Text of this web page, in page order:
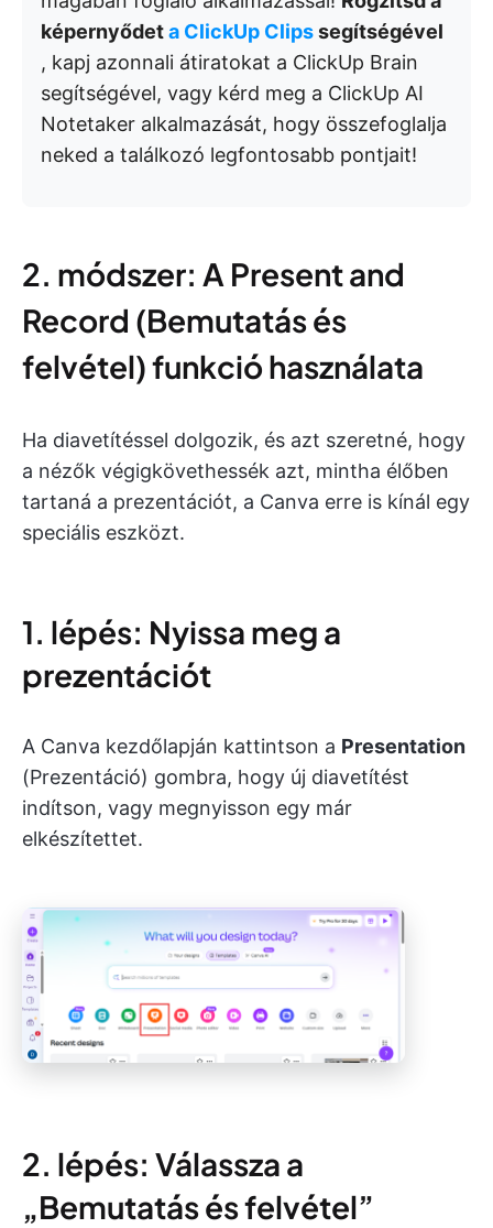
képernyődeta ClickUp Clipssegítségével
, kapj azonnali átiratokat a ClickUp Brain
segítségével, vagy kérd meg a ClickUp AI
Notetaker alkalmazását, hogy összefoglalja
neked a találkozó legfontosabb pontjait!
2. módszer: A Present and
Record (Bemutatás és
felvétel) funkció használata
Ha diavetítéssel dolgozik, és azt szeretné, hogy
a nézők végigkövethessék azt, mintha élőben
tartaná a prezentációt, a Canva erre is kínál egy
speciális eszközt.
1. lépés: Nyissa meg a
prezentációt
A Canva kezdőlapján kattintson a Presentation
(Prezentáció) gombra, hogy új diavetítést
indítson, vagy megnyisson egy már
elkészítettet.
2. lépés: Válassza a
„Bemutatás és felvétel”